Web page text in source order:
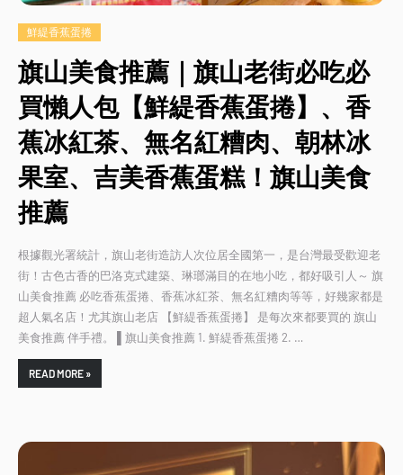
鮮緹香蕉蛋捲
旗山美食推薦｜旗山老街必吃必
買懶人包【鮮緹香蕉蛋捲】、香
蕉冰紅茶、無名紅糟肉、朝林冰
果室、吉美香蕉蛋糕！旗山美食
推薦
根據觀光署統計，旗山老街造訪人次位居全國第一，是台灣最受歡迎老
街！古色古香的巴洛克式建築、琳瑯滿目的在地小吃，都好吸引人～ 旗
山美食推薦 必吃香蕉蛋捲、香蕉冰紅茶、無名紅糟肉等等，好幾家都是
超人氣名店！尤其旗山老店 【鮮緹香蕉蛋捲】 是每次來都要買的 旗山
美食推薦 伴手禮。 ▌旗山美食推薦 1. 鮮緹香蕉蛋捲 2. …
READ MORE »